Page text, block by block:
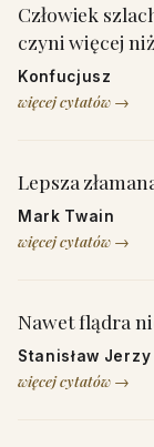
Człowiek
czyni więcej
Konfucjusz
więcej cytatów →
Lepsza
Mark Twain
więcej cytatów →
Nawet flądra
Stanisław Jerzy
więcej cytatów →